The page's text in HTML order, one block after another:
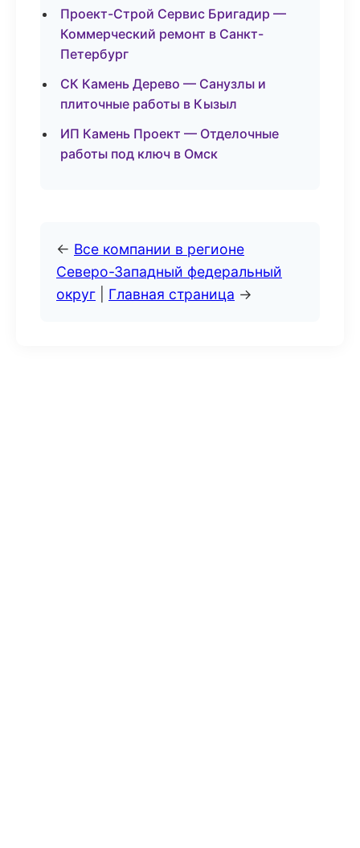
Проект-Строй Сервис Бригадир —
Коммерческий ремонт в Санкт-
Петербург
СК Камень Дерево — Санузлы и
плиточные работы в Кызыл
ИП Камень Проект — Отделочные
работы под ключ в Омск
← Все компании в регионе
Северо-Западный федеральный
округ
Главная страница →